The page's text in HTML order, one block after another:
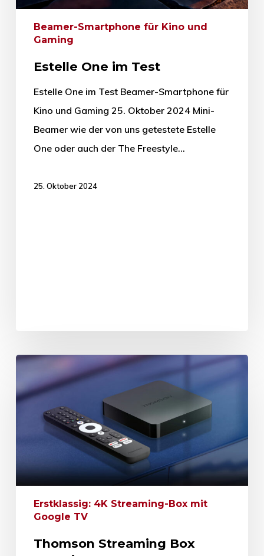
Beamer-Smartphone für Kino und
Gaming
Estelle One im Test
Estelle One im Test Beamer-Smartphone für
Kino und Gaming 25. Oktober 2024 Mini-
Beamer wie der von uns getestete Estelle
One oder auch der The Freestyle…
25. Oktober 2024
Erstklassig: 4K Streaming-Box mit
Google TV
Thomson Streaming Box